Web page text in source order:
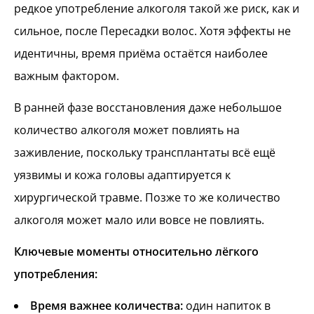
редкое употребление алкоголя такой же риск, как и
сильное, после Пересадки волос. Хотя эффекты не
идентичны, время приёма остаётся наиболее
важным фактором.
В ранней фазе восстановления даже небольшое
количество алкоголя может повлиять на
заживление, поскольку трансплантаты всё ещё
уязвимы и кожа головы адаптируется к
хирургической травме. Позже то же количество
алкоголя может мало или вовсе не повлиять.
Ключевые моменты относительно лёгкого
употребления:
Время важнее количества: один напиток в